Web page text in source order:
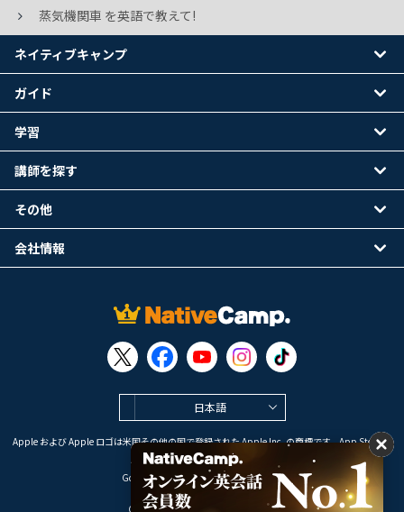
蒸気機関車 を英語で教えて!
日本語
Apple および Apple ロゴは米国その他の国で登録された Apple Inc. の商標です。App Store は
Apple Inc. のサービスマークです。
Google Play は Google LLC の商標です。
Copyright © 2026 オンライン英会話
ネイティブキャンプ
ガイド
学習
講師を探す
その他
会社情報